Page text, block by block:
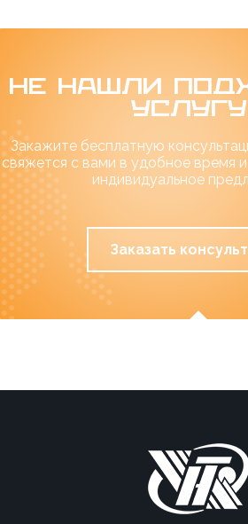
НЕ НАШЛИ
Закажите бесплатную
свяжется с вами в удобное время
индивидуальное
Заказать